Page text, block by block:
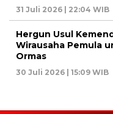
31 Juli 2026 | 22:04 WIB
Hergun Usul
Wirausaha Pemula
Ormas
30 Juli 2026 | 15:09 WIB